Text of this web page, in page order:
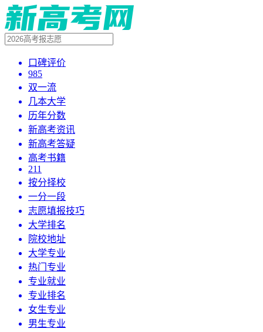
口碑评价
985
双一流
几本大学
历年分数
新高考资讯
新高考答疑
高考书籍
211
按分择校
一分一段
志愿填报技巧
大学排名
院校地址
大学专业
热门专业
专业就业
专业排名
女生专业
男生专业